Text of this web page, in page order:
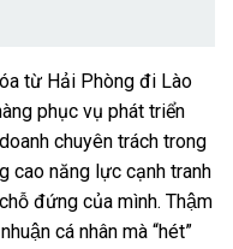
từ Hải Phòng đi Lào
phục vụ phát triển
chuyên trách trong
cao năng lực cạnh tranh
đứng của mình. Thậm
cá nhân mà “hét”